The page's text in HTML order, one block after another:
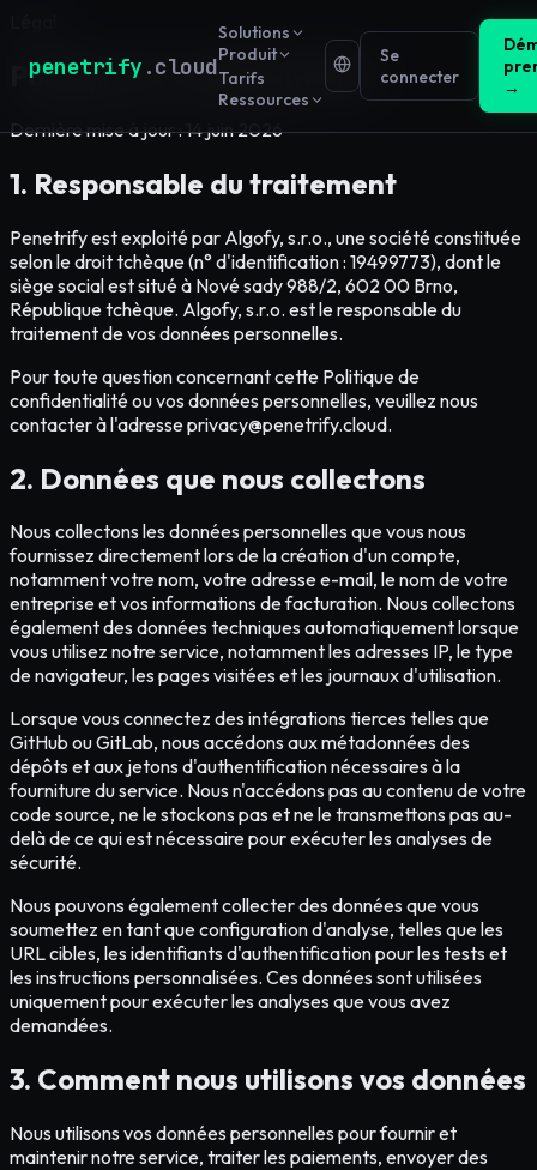
penetrify .cloud
Solutions
Produit
Tarifs
Ressources
Se
connecter
→
Politique de confidentialité
Dernière mise à jour : 14 juin 2026
1. Responsable du traitement
Penetrify est exploité par Algofy, s.r.o., une société constituée
selon le droit tchèque (n° d'identification : 19499773), dont le
siège social est situé à Nové sady 988/2, 602 00 Brno,
République tchèque. Algofy, s.r.o. est le responsable du
traitement de vos données personnelles.
Pour toute question concernant cette Politique de
confidentialité ou vos données personnelles, veuillez nous
contacter à l'adresse privacy@penetrify.cloud.
2. Données que nous collectons
Nous collectons les données personnelles que vous nous
fournissez directement lors de la création d'un compte,
notamment votre nom, votre adresse e-mail, le nom de votre
entreprise et vos informations de facturation. Nous collectons
également des données techniques automatiquement lorsque
vous utilisez notre service, notamment les adresses IP, le type
de navigateur, les pages visitées et les journaux d'utilisation.
Lorsque vous connectez des intégrations tierces telles que
GitHub ou GitLab, nous accédons aux métadonnées des
dépôts et aux jetons d'authentification nécessaires à la
fourniture du service. Nous n'accédons pas au contenu de votre
code source, ne le stockons pas et ne le transmettons pas au-
delà de ce qui est nécessaire pour exécuter les analyses de
sécurité.
Nous pouvons également collecter des données que vous
soumettez en tant que configuration d'analyse, telles que les
URL cibles, les identifiants d'authentification pour les tests et
les instructions personnalisées. Ces données sont utilisées
uniquement pour exécuter les analyses que vous avez
demandées.
3. Comment nous utilisons vos données
Nous utilisons vos données personnelles pour fournir et
maintenir notre service, traiter les paiements, envoyer des